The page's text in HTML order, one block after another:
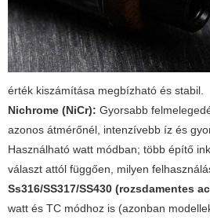
érték kiszámítása megbízható és stabil.
Nichrome (NiCr): Gyorsabb
azonos átmérőnél, intenzívebb íz és
Használható watt módban; több építő
választ attól függően, milyen
Ss316/SS317/SS430 (rozsdamentes
watt és TC módhoz is (azonban